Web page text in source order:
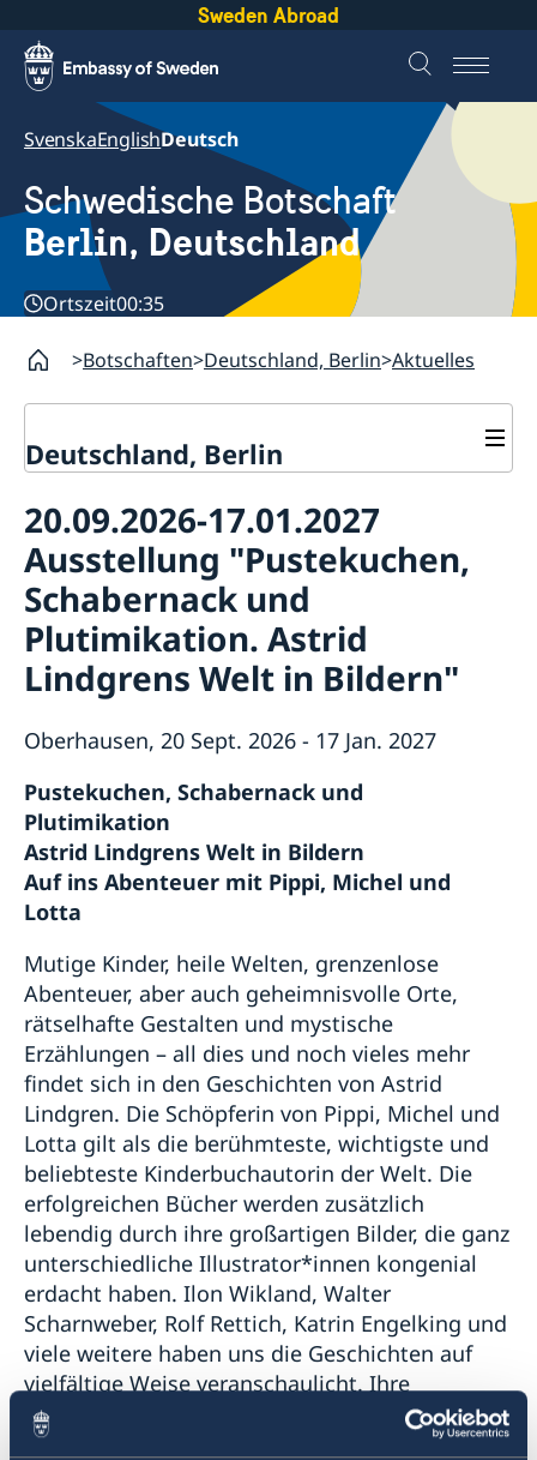
Sweden Abroad
SvenskaEnglishDeutsch
Schwedische Botschaft
Berlin, Deutschland
Ortszeit00:35
Botschaften Deutschland, Berlin Aktuelles
Deutschland, Berlin
Geänderte Öffnungszeiten
Wahl 2026
Veranstaltungen
Stellenanzeigen der Botschaft
Kontakt & Öffnungszeiten
Unsere Konsulate
Ansprechpartner für die Medien
Soziale Medien und Newsletter
Über uns
Die Schwedische Botschaft: Das Gebäude
Die Botschafterin
Schweden in Deutschland
Business Sweden
Schwedische Handelskammer und Unternehmen
Freundschaftsvereine
Sonstige Vereine
Schwedische Kirchen
Lektorate für Schwedisch in Deutschland
Partnerstädte
Schulen
Schwedisch einkaufen
Deutschland in Schweden
20.09.2026-17.01.2027
Ausstellung "Pustekuchen,
Schabernack und
Plutimikation. Astrid
Lindgrens Welt in Bildern"
Oberhausen, 20 Sept. 2026 - 17 Jan. 2027
Pustekuchen, Schabernack und
Plutimikation
Astrid Lindgrens Welt in Bildern
Auf ins Abenteuer mit Pippi, Michel und
Lotta
Mutige Kinder, heile Welten, grenzenlose
Abenteuer, aber auch geheimnisvolle Orte,
rätselhafte Gestalten und mystische
Erzählungen – all dies und noch vieles mehr
findet sich in den Geschichten von Astrid
Lindgren. Die Schöpferin von Pippi, Michel und
Lotta gilt als die berühmteste, wichtigste und
beliebteste Kinderbuchautorin der Welt. Die
erfolgreichen Bücher werden zusätzlich
lebendig durch ihre großartigen Bilder, die ganz
unterschiedliche Illustrator*innen kongenial
erdacht haben. Ilon Wikland, Walter
Scharnweber, Rolf Rettich, Katrin Engelking und
viele weitere haben uns die Geschichten auf
vielfältige Weise veranschaulicht. Ihre
Techniken reichen von Tuschezeichnungen über
farbenfrohe Aquarell- und Acrylmalereien bis